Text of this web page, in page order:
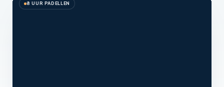
8 UUR PADELLEN